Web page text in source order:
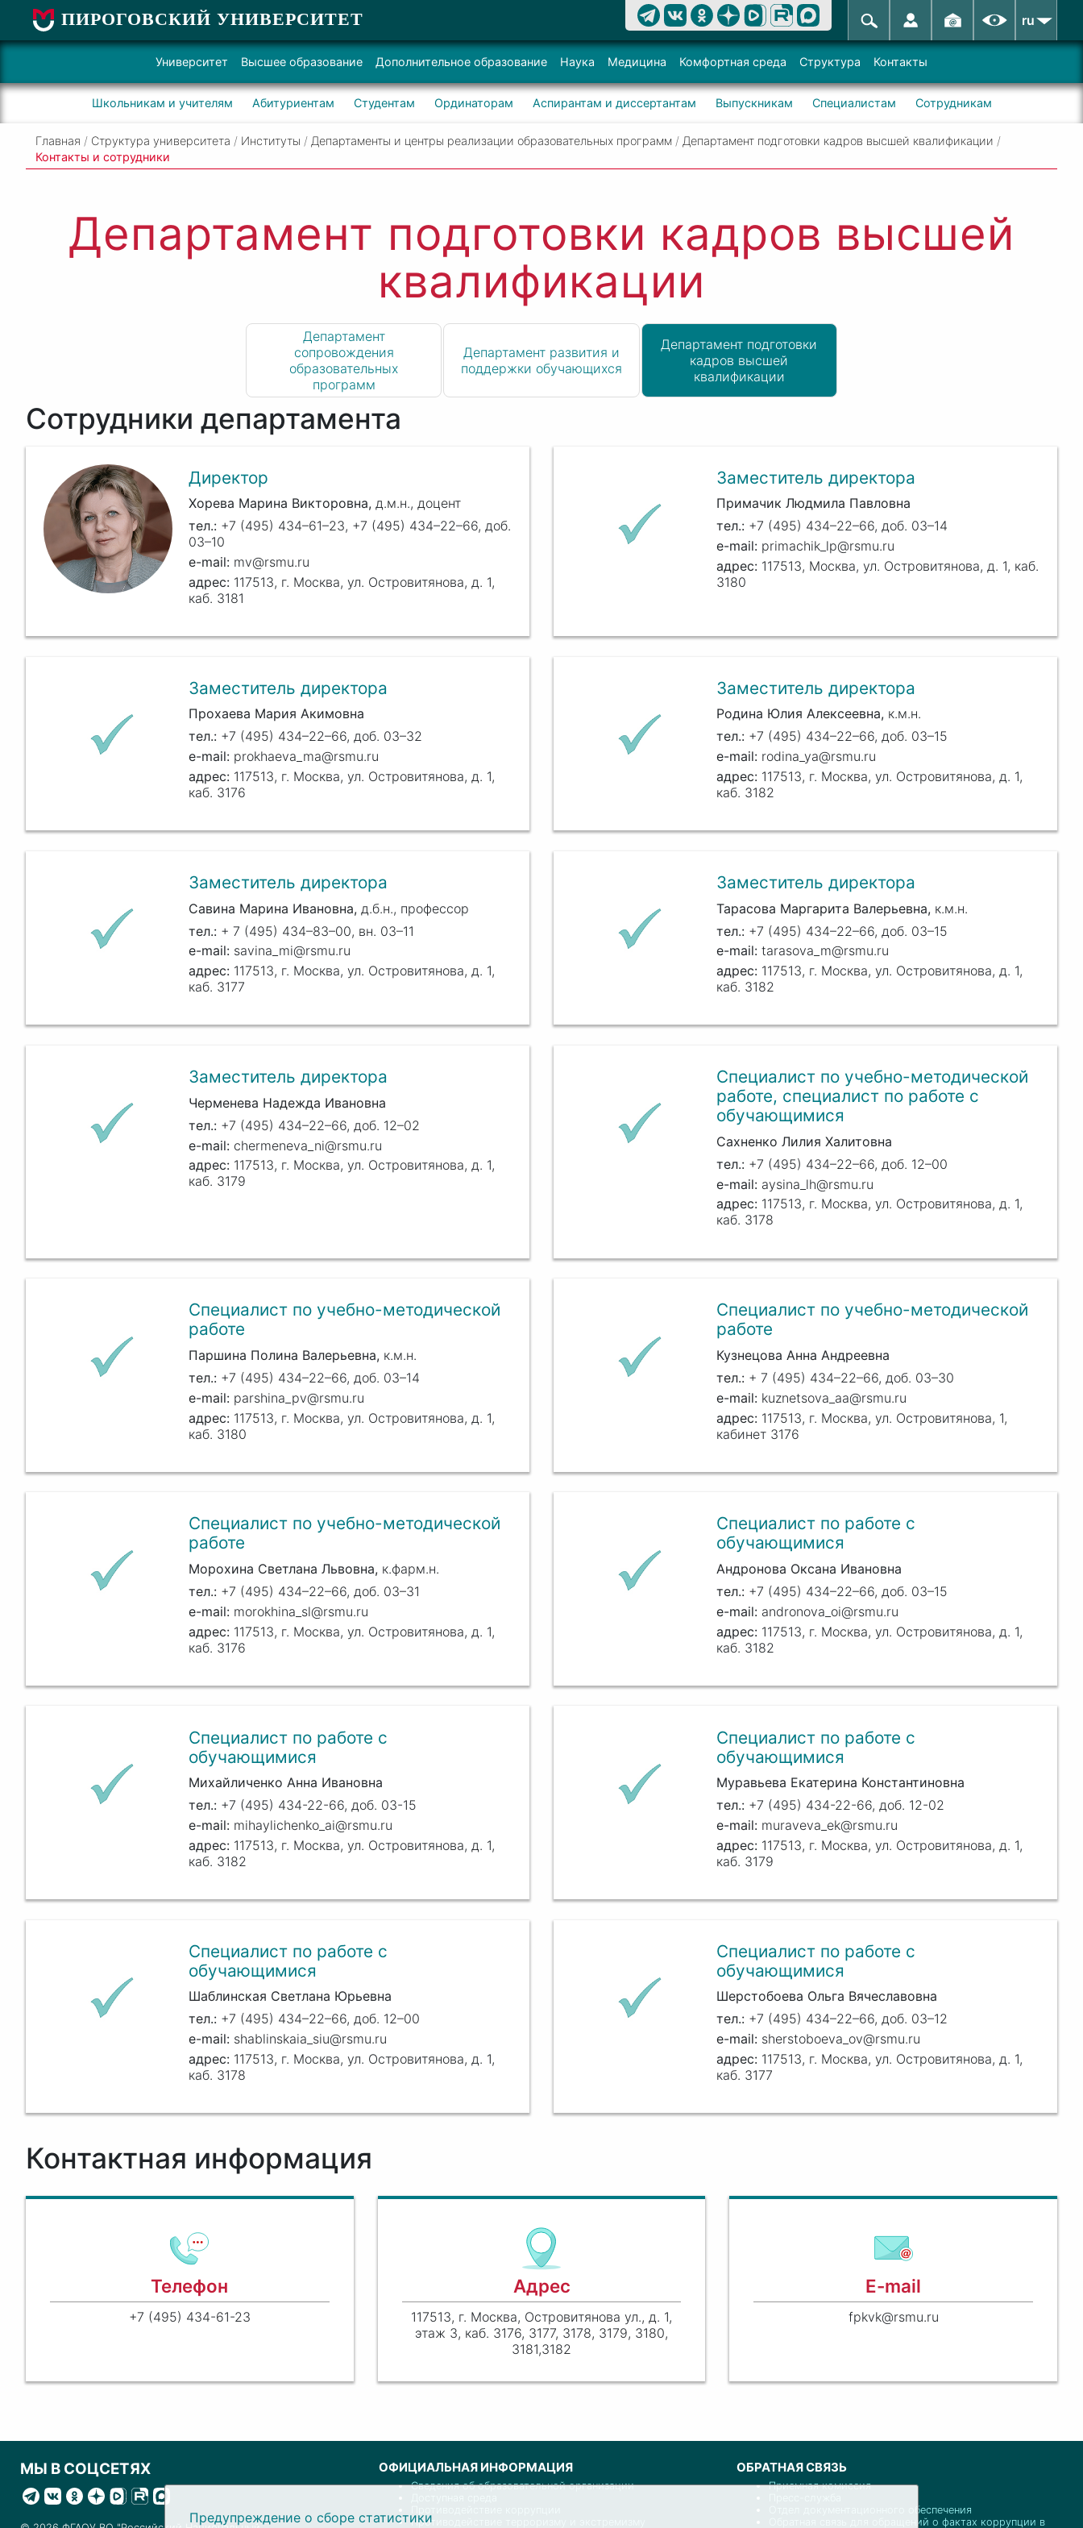
ПИРОГОВСКИЙ УНИВЕРСИТЕТ ru
Университет Высшее образование Дополнительное образование Наука Медицина Комфортная среда Структура Контакты
Школьникам и учителям Абитуриентам Студентам Ординаторам Аспирантам и диссертантам Выпускникам Специалистам Сотрудникам
Главная / Структура университета / Институты / Департаменты и центры реализации образовательных программ / Департамент подготовки кадров высшей квалификации /
Контакты и сотрудники
Департамент подготовки кадров высшей
квалификации
Департамент
сопровождения
образовательных
программ
Департамент развития и
поддержки обучающихся
Департамент подготовки
кадров высшей
квалификации
Сотрудники департамента
Директор
Хорева Марина Викторовна д.м.н., доцент
+7 (495) 434–61–23, +7 (495) 434–22–66, доб.
03–10
mv@rsmu.ru
117513, г. Москва, ул. Островитянова, д. 1,
каб. 3181
Заместитель директора
Примачик Людмила Павловна
+7 (495) 434–22–66, доб. 03–14
primachik_lp@rsmu.ru
117513, Москва, ул. Островитянова, д. 1, каб.
3180
Заместитель директора
Прохаева Мария Акимовна
+7 (495) 434–22–66, доб. 03–32
prokhaeva_ma@rsmu.ru
117513, г. Москва, ул. Островитянова, д. 1,
каб. 3176
Заместитель директора
Родина Юлия Алексеевна к.м.н.
+7 (495) 434–22–66, доб. 03–15
rodina_ya@rsmu.ru
117513, г. Москва, ул. Островитянова, д. 1,
каб. 3182
Заместитель директора
Савина Марина Ивановна д.б.н., профессор
+ 7 (495) 434–83–00, вн. 03–11
savina_mi@rsmu.ru
117513, г. Москва, ул. Островитянова, д. 1,
каб. 3177
Заместитель директора
Тарасова Маргарита Валерьевна к.м.н.
+7 (495) 434–22–66, доб. 03–15
tarasova_m@rsmu.ru
117513, г. Москва, ул. Островитянова, д. 1,
каб. 3182
Заместитель директора
Черменева Надежда Ивановна
+7 (495) 434–22–66, доб. 12–02
chermeneva_ni@rsmu.ru
117513, г. Москва, ул. Островитянова, д. 1,
каб. 3179
Специалист по учебно-методической
работе, специалист по работе с
обучающимися
Сахненко Лилия Халитовна
+7 (495) 434–22–66, доб. 12–00
aysina_lh@rsmu.ru
117513, г. Москва, ул. Островитянова, д. 1,
каб. 3178
Специалист по учебно-методической
работе
Паршина Полина Валерьевна к.м.н.
+7 (495) 434–22–66, доб. 03–14
parshina_pv@rsmu.ru
117513, г. Москва, ул. Островитянова, д. 1,
каб. 3180
Специалист по учебно-методической
работе
Кузнецова Анна Андреевна
+ 7 (495) 434–22–66, доб. 03–30
kuznetsova­_aa@rsmu.ru
117513, г. Москва, ул. Островитянова, 1,
кабинет 3176
Специалист по учебно-методической
работе
Морохина Светлана Львовна к.фарм.н.
+7 (495) 434–22–66, доб. 03–31
morokhina_sl@rsmu.ru
117513, г. Москва, ул. Островитянова, д. 1,
каб. 3176
Специалист по работе с
обучающимися
Андронова Оксана Ивановна
+7 (495) 434–22–66, доб. 03–15
andronova_oi@rsmu.ru
117513, г. Москва, ул. Островитянова, д. 1,
каб. 3182
Специалист по работе с
обучающимися
Михайличенко Анна Ивановна
+7 (495) 434-22-66, доб. 03-15
mihaylichenko_ai@rsmu.ru
117513, г. Москва, ул. Островитянова, д. 1,
каб. 3182
Специалист по работе с
обучающимися
Муравьева Екатерина Константиновна
+7 (495) 434-22-66, доб. 12-02
muraveva_ek@rsmu.ru
117513, г. Москва, ул. Островитянова, д. 1,
каб. 3179
Специалист по работе с
обучающимися
Шаблинская Светлана Юрьевна
+7 (495) 434–22–66, доб. 12–00
shablinskaia_siu@rsmu.ru
117513, г. Москва, ул. Островитянова, д. 1,
каб. 3178
Специалист по работе с
обучающимися
Шерстобоева Ольга Вячеславовна
+7 (495) 434–22–66, доб. 03–12
sherstoboeva_ov@rsmu.ru
117513, г. Москва, ул. Островитянова, д. 1,
каб. 3177
Контактная информация
Телефон
+7 (495) 434-61-23
Адрес
117513, г. Москва, Островитянова ул., д. 1,
этаж 3, каб. 3176, 3177, 3178, 3179, 3180,
3181,3182
E-mail
fpkvk@rsmu.ru
МЫ В СОЦСЕТЯХ ОФИЦИАЛЬНАЯ ИНФОРМАЦИЯ
Сведения об образовательной организации
Противодействие терроризму и экстремизму
ОБРАТНАЯ СВЯЗЬ
Приемная комиссия
Отдел документационного обеспечения
Обратная связь для обращений о фактах коррупции в
Предупреждение о сборе статистики